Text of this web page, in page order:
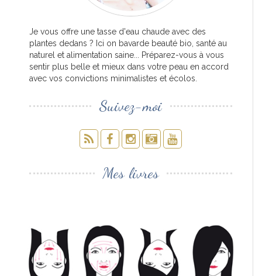
Je vous offre une tasse d'eau chaude avec des
plantes dedans ? Ici on bavarde beauté bio, santé au
naturel et alimentation saine... Préparez-vous à vous
sentir plus belle et mieux dans votre peau en accord
avec vos convictions minimalistes et écolos.
Suivez-moi
Mes livres